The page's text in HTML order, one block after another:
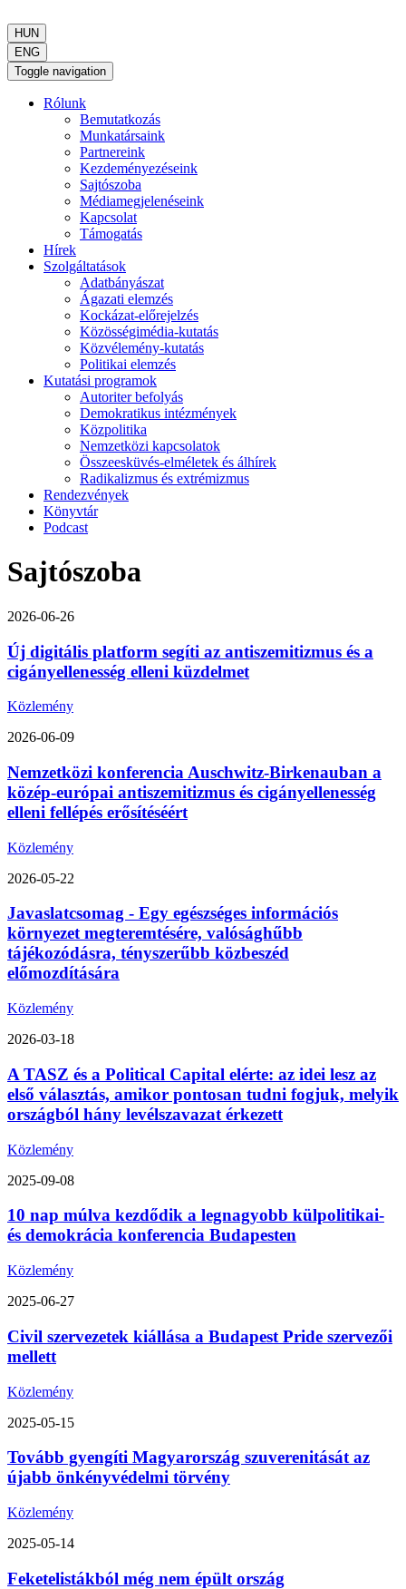
HUN
ENG
Toggle navigation
Rólunk
Bemutatkozás
Munkatársaink
Partnereink
Kezdeményezéseink
Sajtószoba
Médiamegjelenéseink
Kapcsolat
Támogatás
Hírek
Szolgáltatások
Adatbányászat
Ágazati elemzés
Kockázat-előrejelzés
Közösségimédia-kutatás
Közvélemény-kutatás
Politikai elemzés
Kutatási programok
Autoriter befolyás
Demokratikus intézmények
Közpolitika
Nemzetközi kapcsolatok
Összeesküvés-elméletek és álhírek
Radikalizmus és extrémizmus
Rendezvények
Könyvtár
Podcast
Sajtószoba
2026-06-26
Új digitális platform segíti az antiszemitizmus és a
cigányellenesség elleni küzdelmet
Közlemény
2026-06-09
Nemzetközi konferencia Auschwitz-Birkenauban a
közép-európai antiszemitizmus és cigányellenesség
elleni fellépés erősítéséért
Közlemény
2026-05-22
Javaslatcsomag - Egy egészséges információs
környezet megteremtésére, valósághűbb
tájékozódásra, tényszerűbb közbeszéd
előmozdítására
Közlemény
2026-03-18
A TASZ és a Political Capital elérte: az idei lesz az
első választás, amikor pontosan tudni fogjuk, melyik
országból hány levélszavazat érkezett
Közlemény
2025-09-08
10 nap múlva kezdődik a legnagyobb külpolitikai-
és demokrácia konferencia Budapesten
Közlemény
2025-06-27
Civil szervezetek kiállása a Budapest Pride szervezői
mellett
Közlemény
2025-05-15
Tovább gyengíti Magyarország szuverenitását az
újabb önkényvédelmi törvény
Közlemény
2025-05-14
Feketelistákból még nem épült ország